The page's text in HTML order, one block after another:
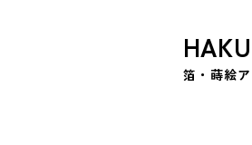
HAKU
箔 ・ 蒔絵ア